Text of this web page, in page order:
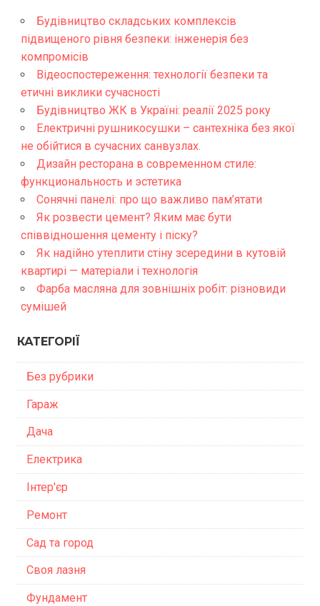
Будівництво складських комплексів
підвищеного рівня безпеки: інженерія без
компромісів
Відеоспостереження: технології безпеки та
етичні виклики сучасності
Будівництво ЖК в Україні: реалії 2025 року
Електричні рушникосушки – сантехніка без якої
не обійтися в сучасних санвузлах.
Дизайн ресторана в современном стиле:
функциональность и эстетика
Сонячні панелі: про що важливо пам’ятати
Як розвести цемент? Яким має бути
співвідношення цементу і піску?
Як надійно утеплити стіну зсередини в кутовій
квартирі — матеріали і технологія
Фарба масляна для зовнішніх робіт: різновиди
сумішей
КАТЕГОРІЇ
Без рубрики
Гараж
Дача
Електрика
Інтер'єр
Ремонт
Сад та город
Своя лазня
Фундамент